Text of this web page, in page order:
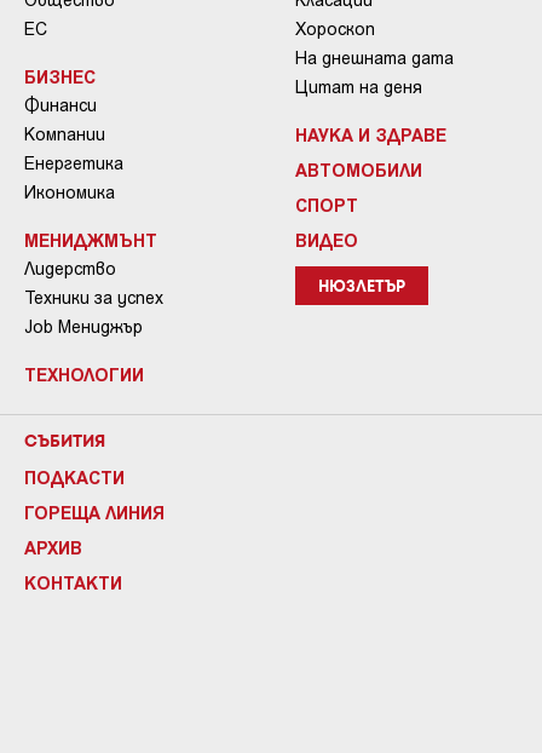
ЕС
БИЗНЕС
Финанси
Компании
Енергетика
Икономика
МЕНИДЖМЪНТ
Лидерство
Техники за успех
Job Мениджър
ТЕХНОЛОГИИ
Хороскоп
На днешната дата
Цитат на деня
НАУКА И ЗДРАВЕ
АВТОМОБИЛИ
СПОРТ
ВИДЕО
НЮЗЛЕТЪР
СЪБИТИЯ
ПОДКАСТИ
ГОРЕЩА ЛИНИЯ
АРХИВ
КОНТАКТИ